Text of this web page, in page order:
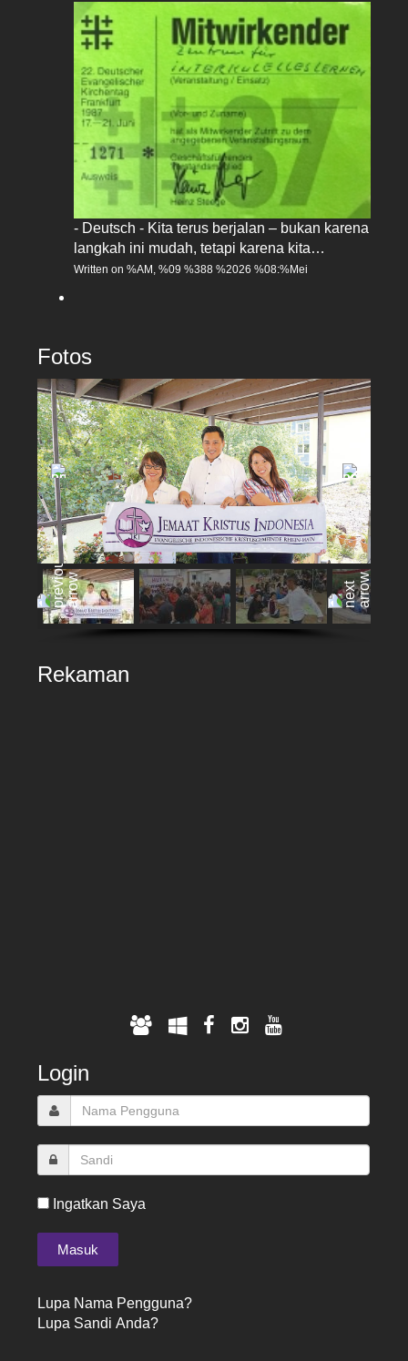
- Deutsch - Kita terus berjalan – bukan karena
langkah ini mudah, tetapi karena kita…
Written on %AM, %09 %388 %2026 %08:%Mei
Fotos
Rekaman
Login
Ingatkan Saya
Lupa Nama Pengguna?
Lupa Sandi Anda?